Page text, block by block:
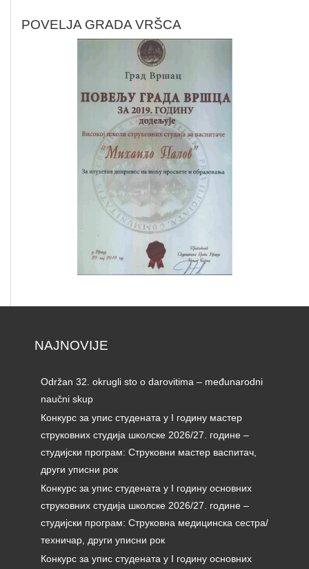
POVELJA GRADA VRŠCA
NAJNOVIJE
Održan 32. okrugli sto o darovitima – međunarodni
naučni skup
Конкурс за упис студената у I годину мастер
струковних студија школске 2026/27. године –
студијски програм: Струковни мастер васпитач,
други уписни рок
Конкурс за упис студената у I годину основних
струковних студија школске 2026/27. године –
студијски програм: Струковна медицинска сестра/
техничар, други уписни рок
Конкурс за упис студената у I годину основних